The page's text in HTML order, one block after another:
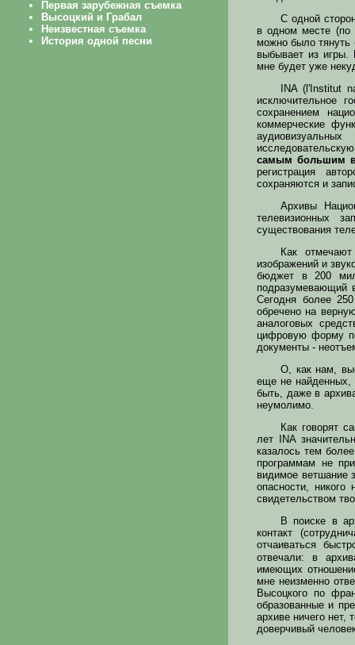
С одной
в одном месте (по
можно было тянуть
выбывает из игры.
мне будет уже
INA (l'Institut
исключительное
сохранением
коммерческие
самым большим в
регистрация
сохраняются и
Архивы
телевизионных
существования
Как
изображений и
бюджет в 200
подразумевающий
Сегодня более
обречено на
аналоговых
цифровую форму
документы -
О, как нам,
еще не найденных,
быть, даже в
неумолимо.
Как говорят
лет INA
казалось тем
программам не
видимое ветшание
опасности,
свидетельством
В поиске в
контакт
отчаиваться
отвечали: в
имеющих
мне неизменно
Высоцкого по
образованные и
архиве ничего нет,
доверчивый